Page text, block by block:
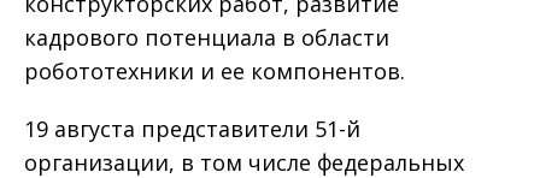
кадрового потенциала в области
робототехники и ее компонентов.
19 августа представители 51-й
организации, в том числе федеральных